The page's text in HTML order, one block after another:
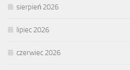
sierpień 2026
lipiec 2026
czerwiec 2026